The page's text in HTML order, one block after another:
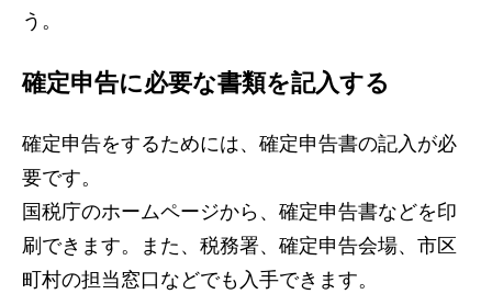
う。
確定申告に必要な書類を記入する
確定申告をするためには、確定申告書の記入が必
要です。
国税庁のホームページから、確定申告書などを印
刷できます。また、税務署、確定申告会場、市区
町村の担当窓口などでも入手できます。